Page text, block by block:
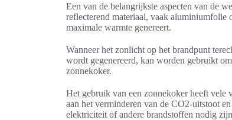
Een van de belangrijkste aspecten van de
reflecterend materiaal, vaak aluminiumfolie
maximale warmte genereert.
Wanneer het zonlicht op het brandpunt
wordt gegenereerd, kan worden gebruikt
zonnekoker.
Het gebruik van een zonnekoker heeft vele
aan het verminderen van de CO2-uitstoot
elektriciteit of andere brandstoffen nodig